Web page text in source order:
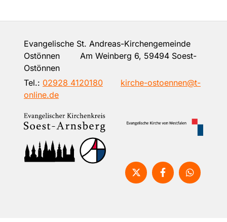
Evangelische St. Andreas-Kirchengemeinde
Ostönnen Am Weinberg 6, 59494 Soest-
Ostönnen
Tel.: 02928 4120180
kirche-ostoennen@t-
online.de